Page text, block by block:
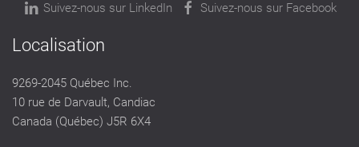
Suivez-nous sur LinkedIn Suivez-nous sur Facebook
Localisation
9269-2045 Québec Inc.
10 rue de Darvault, Candiac
Canada (Québec) J5R 6X4